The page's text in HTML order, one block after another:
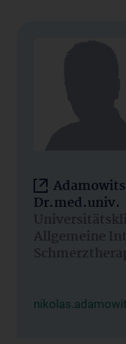
Dr.med.univ.
Allgemeine